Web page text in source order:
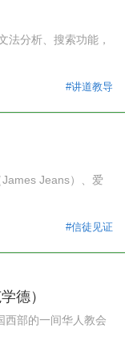
法分析、搜索功能，
#讲道教导
Jeans）、爱
#信徒见证
德）
西部的一间华人教会